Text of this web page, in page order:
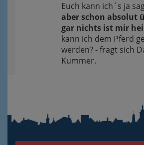
Euch kann ich´s ja
aber schon absolut
gar nichts ist mir
kann ich dem Pferd
werden? - fragt sich
Kummer.